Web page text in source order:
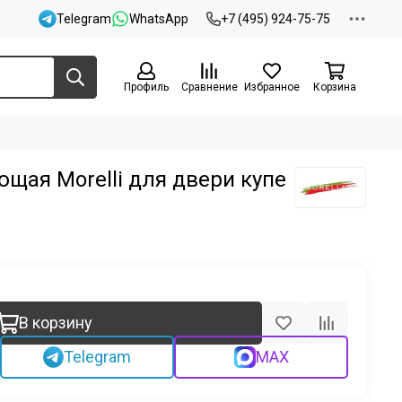
Telegram WhatsApp +7 (495) 924-75-75
Профиль Сравнение Избранное Корзина
Morelli для двери купе
В корзину
Telegram
MAX